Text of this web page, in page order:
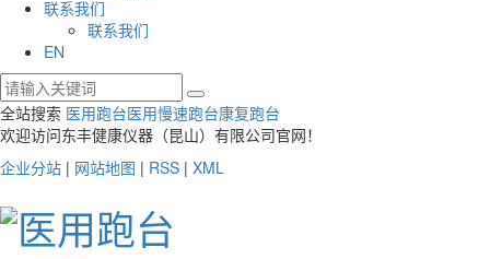
联系我们
联系我们
EN
全站搜索 医用跑台医用慢速跑台康复跑台
欢迎访问东丰健康仪器（昆山）有限公司官网！
企业分站 | 网站地图 | RSS | XML